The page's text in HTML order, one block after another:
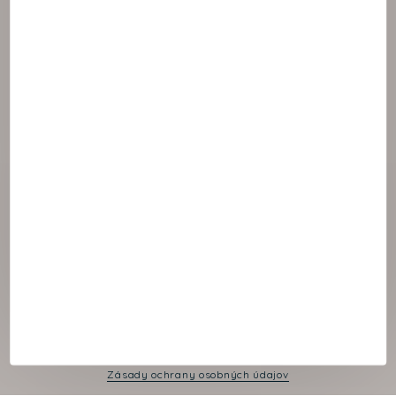
Zásady ochrany osobných údajov